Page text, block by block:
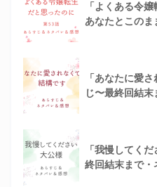
「よくある令
あなたとこの
「あなたに愛
じ〜最終回結
「我慢してく
終回結末まで・